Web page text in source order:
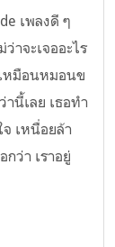
เพลงดี ๆ
าจะเจออะไร
หมือนหมอนข
นี้เลย เธอทำ
เหนื่อยล้า
ว่า เราอยู่